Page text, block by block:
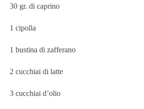
30 gr. di caprino
1 cipolla
1 bustina di zafferano
2 cucchiai di latte
3 cucchiai d’olio